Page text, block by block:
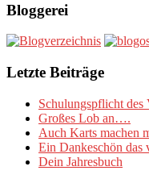
Bloggerei
Letzte Beiträge
Schulungspflicht des
Großes Lob an….
Auch Karts machen
Ein Dankeschön das
Dein Jahresbuch